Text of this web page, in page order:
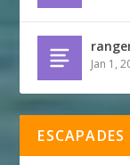
Jan 1,
ESCAPADES